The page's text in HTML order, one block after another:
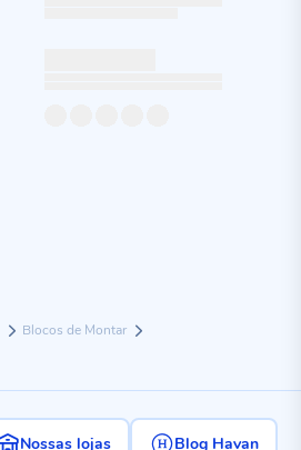
Blocos de Montar
Nossas lojas Blog Havan